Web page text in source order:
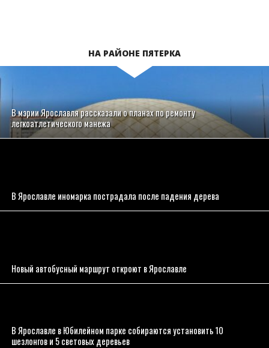
НА РАЙОНЕ ПЯТЕРКА
В мэрии Ярославля рассказали о планах по ремонту
легкоатлетического манежа
В Ярославле иномарка пострадала после падения дерева
Новый автобусный маршрут откроют в Ярославле
В Ярославле в Юбилейном парке собираются установить 10
шезлонгов и 5 световых деревьев